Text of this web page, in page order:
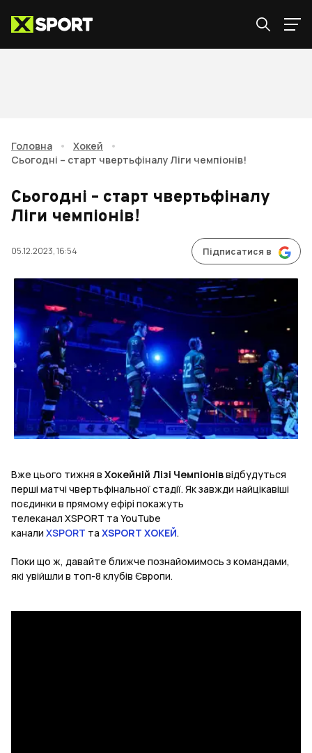
Головна • Хокей
•
Сьогодні – старт чвертьфіналу Ліги чемпіонів!
Сьогодні – старт чвертьфіналу
Ліги чемпіонів!
05.12.2023, 16:54 Підписатися в
Вже цього тижня в Хокейній Лізі Чемпіоніввідбудуться
перші матчі чвертьфінальної стадії. Як завжди найцікавіші
поєдинки в прямому ефірі покажуть
телеканал XSPORT та YouTube
канали XSPORT та XSPORT ХОКЕЙ.
Поки що ж, давайте ближче познайомимось з командами,
які увійшли в топ-8 клубів Європи.